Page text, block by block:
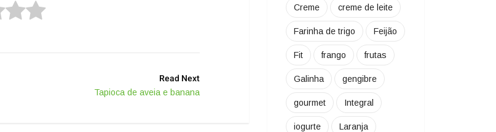
Read Next
Tapioca de aveia e banana
Creme creme de leite
Farinha de trigo Feijão
Fit frango frutas
Galinha gengibre
gourmet Integral
iogurte Laranja